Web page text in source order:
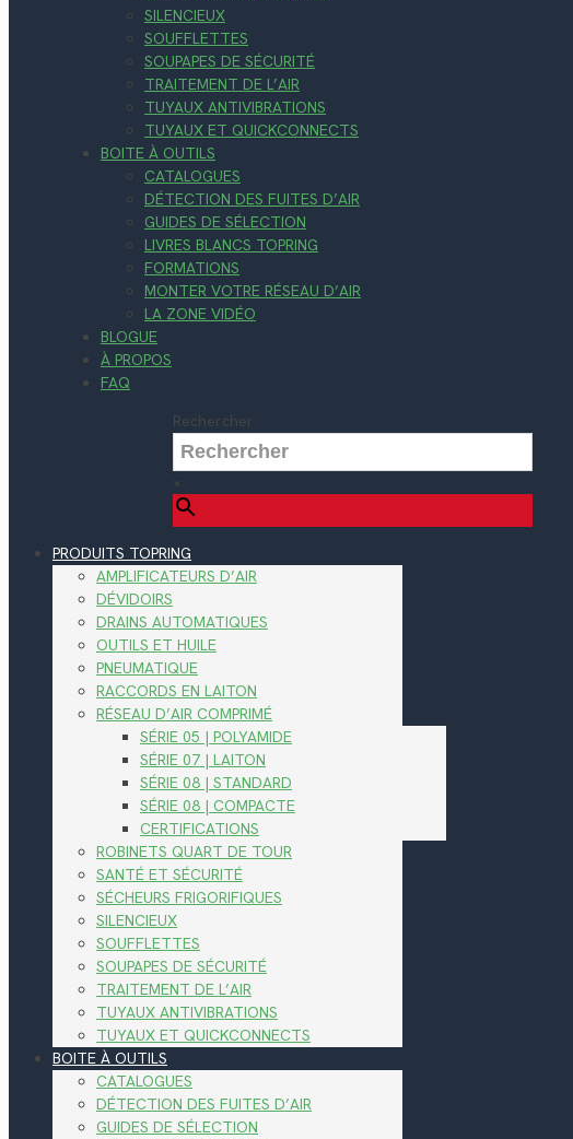
SILENCIEUX
SOUFFLETTES
SOUPAPES DE SÉCURITÉ
TRAITEMENT DE L’AIR
TUYAUX ANTIVIBRATIONS
TUYAUX ET QUICKCONNECTS
BOITE À OUTILS
CATALOGUES
DÉTECTION DES FUITES D’AIR
GUIDES DE SÉLECTION
LIVRES BLANCS TOPRING
FORMATIONS
MONTER VOTRE RÉSEAU D’AIR
LA ZONE VIDÉO
BLOGUE
À PROPOS
FAQ
Rechercher
×
PRODUITS TOPRING
AMPLIFICATEURS D’AIR
DÉVIDOIRS
DRAINS AUTOMATIQUES
OUTILS ET HUILE
PNEUMATIQUE
RACCORDS EN LAITON
RÉSEAU D’AIR COMPRIMÉ
SÉRIE 05 | POLYAMIDE
SÉRIE 07 | LAITON
SÉRIE 08 | STANDARD
SÉRIE 08 | COMPACTE
CERTIFICATIONS
ROBINETS QUART DE TOUR
SANTÉ ET SÉCURITÉ
SÉCHEURS FRIGORIFIQUES
SILENCIEUX
SOUFFLETTES
SOUPAPES DE SÉCURITÉ
TRAITEMENT DE L’AIR
TUYAUX ANTIVIBRATIONS
TUYAUX ET QUICKCONNECTS
BOITE À OUTILS
CATALOGUES
DÉTECTION DES FUITES D’AIR
GUIDES DE SÉLECTION